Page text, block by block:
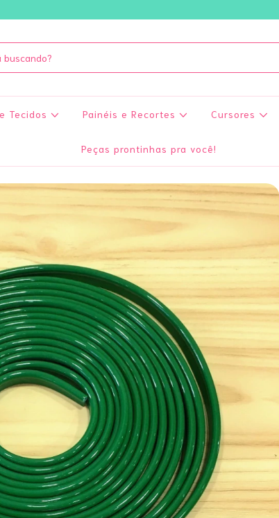
Tecidos Painéis e Recortes Cursores
Peças prontinhas pra você!